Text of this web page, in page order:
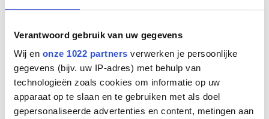
Verantwoord gebruik van uw gegevens
Wij en onze 1022 partners verwerken je persoonlijke
gegevens (bijv. uw IP-adres) met behulp van
technologieën zoals cookies om informatie op uw
apparaat op te slaan en te gebruiken met als doel
gepersonaliseerde advertenties en content, metingen aan